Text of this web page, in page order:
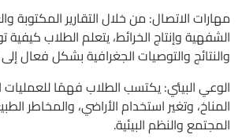
مهارات الاتصال: من خلال التقارير المكتوبة
الشفهية وإنتاج الخرائط، يتعلم الطلاب
والنتائج والتوصيات الجغرافية بشكل فعال
الوعي البيئي: يكتسب الطلاب فهمًا للعمليات
المناخ، وتغير استخدام الأراضي، والمخاطر
المجتمع والنظم البيئية.